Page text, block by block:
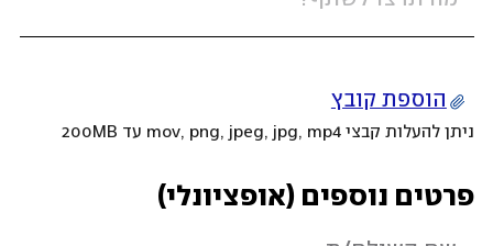
הוספת קובץ
ניתן להעלות קבצי mov, png, jpeg, jpg, mp4 עד 200MB
פרטים נוספים (אופציונלי)